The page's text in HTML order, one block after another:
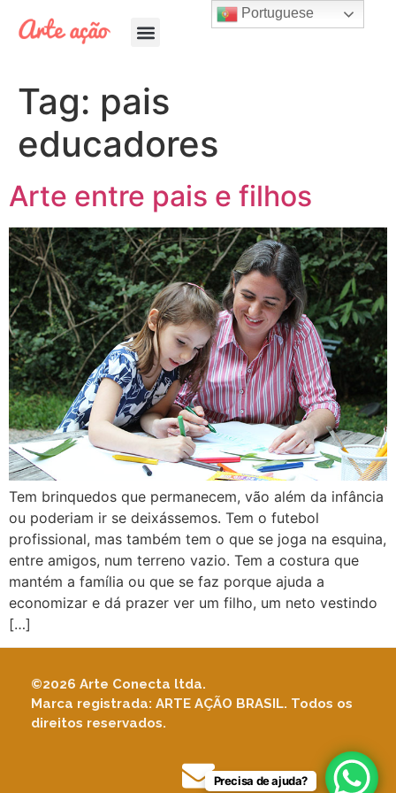
Tag: pais
educadores
Arte entre pais e filhos
Tem brinquedos que permanecem, vão além da infância
ou poderiam ir se deixássemos. Tem o futebol
profissional, mas também tem o que se joga na esquina,
entre amigos, num terreno vazio. Tem a costura que
mantém a família ou que se faz porque ajuda a
economizar e dá prazer ver um filho, um neto vestindo
[…]
©2026 Arte Conecta ltda.
Marca registrada: ARTE AÇÃO BRASIL. Todos os
direitos reservados.
Portuguese
Precisa de ajuda?